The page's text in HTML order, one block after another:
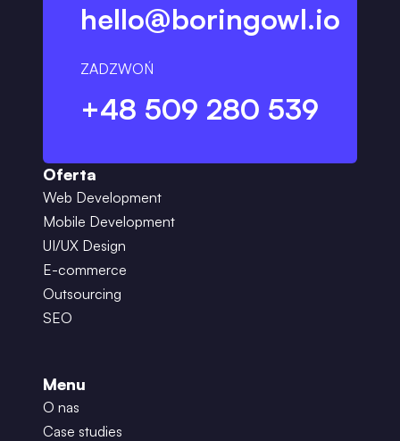
hello@boringowl.io
ZADZWOŃ
+48 509 280 539
Oferta
Web Development
Mobile Development
UI/UX Design
E-commerce
Outsourcing
SEO
Menu
O nas
Case studies